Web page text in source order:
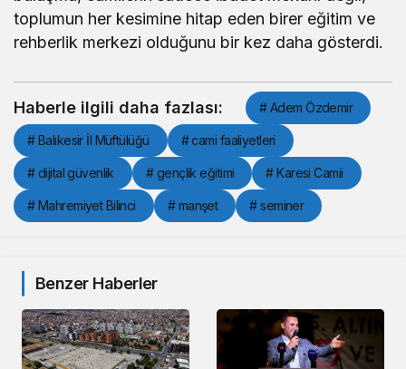
toplumun her kesimine hitap eden birer eğitim ve
rehberlik merkezi olduğunu bir kez daha gösterdi.
Haberle ilgili daha fazlası: # Adem Özdemir
# Balıkesir İl Müftülüğü # cami faaliyetleri
# dijital güvenlik # gençlik eğitimi # Karesi Camii
# Mahremiyet Bilinci # manşet # seminer
Benzer Haberler